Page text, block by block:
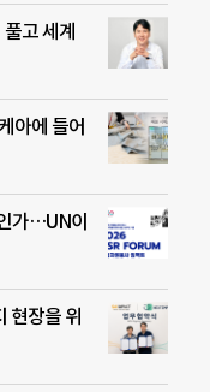
고 세계
아에 들어
가…UN이
현장을 위